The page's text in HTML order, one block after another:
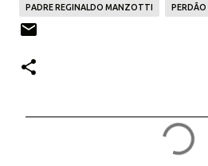
PADRE REGINALDO MANZOTTI PERDÃO